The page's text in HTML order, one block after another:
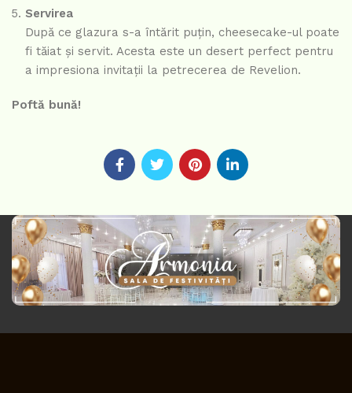
Servirea
După ce glazura s-a întărit puțin, cheesecake-ul poate
fi tăiat și servit. Acesta este un desert perfect pentru
a impresiona invitații la petrecerea de Revelion.
Poftă bună!